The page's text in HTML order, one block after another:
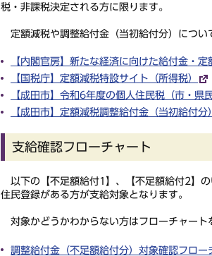
税・非課税決定される方に限ります。
定額減税や調整給付金（当初給付分）につい
【内閣官房】新たな経済に向けた給付金・
【国税庁】定額減税特設サイト（所得税）
【成田市】令和6年度の個人住民税（市・県
【成田市】定額減税調整給付金（当初給付分
支給確認フローチャート
以下の【不足額給付1】、【不足額給付2】
住民登録がある方が支給対象となります。
対象かどうかわからない方はフローチャート
調整給付金（不足額給付分）対象確認フロ